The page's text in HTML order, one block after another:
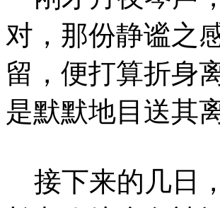
对，那份静谧之
留，便打算折身
是默默地目送其
接下来的几日